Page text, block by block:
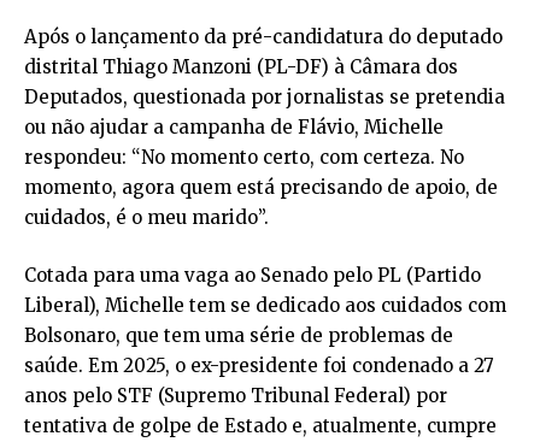
Após o lançamento da pré-candidatura do deputado
distrital Thiago Manzoni (PL-DF) à Câmara dos
Deputados, questionada por jornalistas se pretendia
ou não ajudar a campanha de Flávio, Michelle
respondeu: “No momento certo, com certeza. No
momento, agora quem está precisando de apoio, de
cuidados, é o meu marido”.
Cotada para uma vaga ao Senado pelo PL (Partido
Liberal), Michelle tem se dedicado aos cuidados com
Bolsonaro, que tem uma série de problemas de
saúde. Em 2025, o ex-presidente foi condenado a 27
anos pelo STF (Supremo Tribunal Federal) por
tentativa de golpe de Estado e, atualmente, cumpre